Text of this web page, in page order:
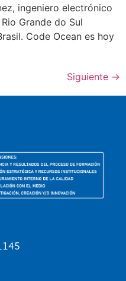
ingeniero electrónico
Grande do Sul
Code Ocean es hoy
Siguiente →